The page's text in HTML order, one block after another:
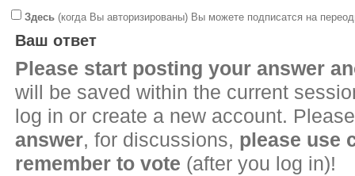
Здесь (когда Вы авторизированы) Вы можете подписатся на
Ваш ответ
Please start posting your answer
will be saved within the current
log in or create a new account.
answer, for discussions, please use
remember to vote (after you log in)!